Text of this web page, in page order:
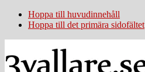
Hoppa till huvudinnehåll
Hoppa till det primära sidofältet